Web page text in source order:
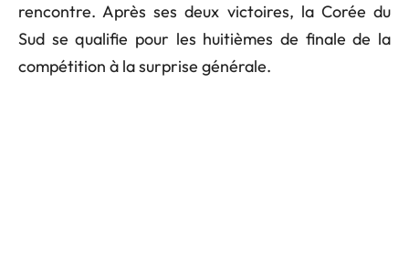
rencontre. Après ses deux victoires, la Corée du
Sud se qualifie pour les huitièmes de finale de la
compétition à la surprise générale.